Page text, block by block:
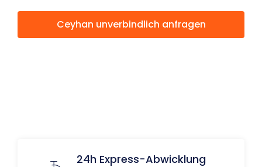
Ceyhan unverbindlich anfragen
24h Express-Abwicklung